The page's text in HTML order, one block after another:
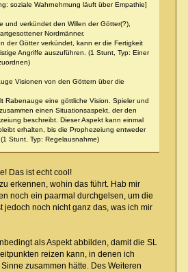
soziale Wahrnehmung läuft über Empathie]
und verkündet den Willen der Götter(?),
Nordmänner.
der Götter verkündet, kann er die Fertigkeit
Angriffe auszuführen. (1 Stunt, Typ: Einer
Visionen von den Göttern über die
Rabenauge eine göttliche Vision. Spieler und
einen Situationsaspekt, der den
beschreibt. Dieser Aspekt kann einmal
erhalten, bis die Prophezeiung entweder
Stunt, Typ: Regelausnahme)
Das ist echt cool!
erkennen, wohin das führt. Hab mir
noch ein paarmal durchgelsen, um die
jedoch noch nicht ganz das, was ich mir
als Aspekt abbilden, damit die SL
reizen kann, in denen ich
zusammen hätte. Des Weiteren